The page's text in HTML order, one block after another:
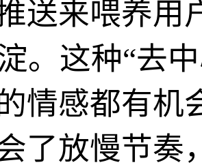
送来喂养用
。这种“去
情感都有机
了放慢节奏